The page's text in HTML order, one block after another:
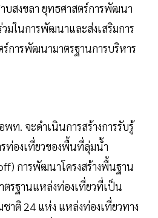
สงขลา ยุทธศาสตร์การพัฒนา
มในการพัฒนาและส่งเสริมการ
การพัฒนามาตรฐานการบริหาร
ท. จะดำเนินการสร้างการรับรู้
รท่องเที่ยวของพื้นที่ลุ่มน้ำ
การพัฒนาโครงสร้างพื้นฐาน
ตรฐานแหล่งท่องเที่ยวที่เป็น
าติ 24 แห่ง แหล่งท่องเที่ยวทาง